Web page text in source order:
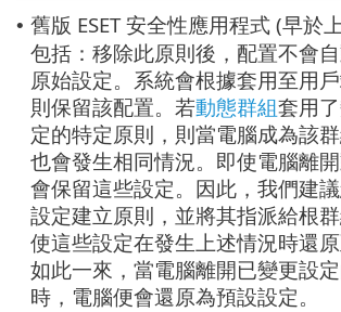
• 舊版 ESET 安全性應用程式 (早於
包括：移除此原則後，配置不會
原始設定。系統會根據套用至用
則保留該配置。若動態群組套用
定的特定原則，則當電腦成為該
也會發生相同情況。即使電腦離
會保留這些設定。因此，我們建
設定建立原則，並將其指派給根
使這些設定在發生上述情況時還原
如此一來，當電腦離開已變更設
時，電腦便會還原為預設設定。